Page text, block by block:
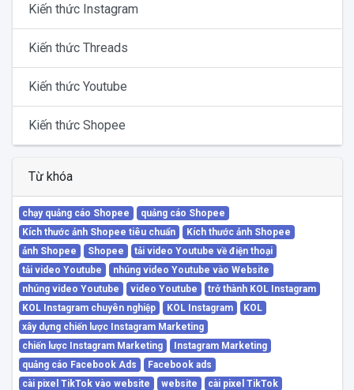
Kiến thức Instagram
Kiến thức Threads
Kiến thức Youtube
Kiến thức Shopee
Từ khóa
chạy quảng cáo Shopee
quảng cáo Shopee
Kích thước ảnh Shopee tiêu chuẩn
Kích thước ảnh Shopee
ảnh Shopee
Shopee
tải video Youtube về điện thoại
tải video Youtube
nhúng video Youtube vào Website
nhúng video Youtube
video Youtube
trở thành KOL Instagram
KOL Instagram chuyên nghiệp
KOL Instagram
KOL
xây dựng chiến lược Instagram Marketing
chiến lược Instagram Marketing
Instagram Marketing
quảng cáo Facebook Ads
Facebook ads
cài pixel TikTok vào website
website
cài pixel TikTok